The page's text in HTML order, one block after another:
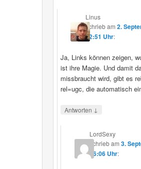
Linus
schriebam2.
12:51 Uhr:
Ja, Links können zeigen,
ist ihre Magie. Und damit
missbraucht wird, gibt es
rel=ugc, die automatisch
Antworten ↓
LordSexy
schriebam 3.
16:06 Uhr: